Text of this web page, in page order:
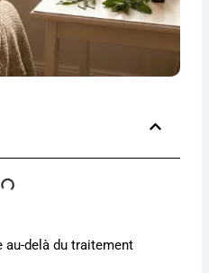
au-delà du traitement